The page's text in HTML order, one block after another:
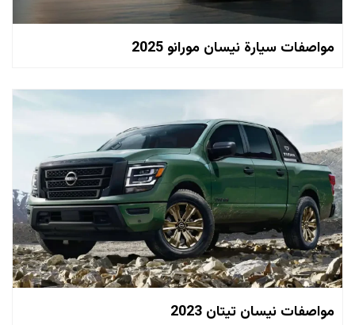
مواصفات سيارة نيسان مورانو 2025
مواصفات نيسان تيتان 2023